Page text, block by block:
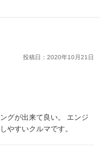
投稿日： 2020年10 月21 日
グが出来て良い。 エンジ
やすいクルマです。